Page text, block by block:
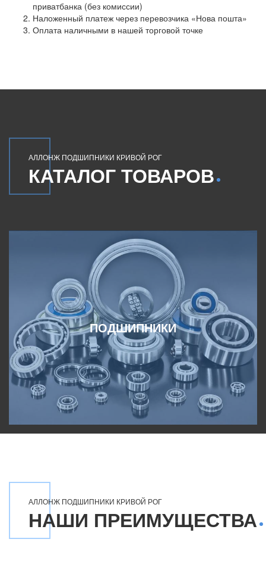
приватбанка (без комиссии)
Наложенный платеж через перевозчика «Нова пошта»
Оплата наличными в нашей торговой точке
АЛЛОНЖ ПОДШИПНИКИ КРИВОЙ РОГ
КАТАЛОГ ТОВАРОВ
ПОДШИПНИКИ
АЛЛОНЖ ПОДШИПНИКИ КРИВОЙ РОГ
НАШИ ПРЕИМУЩЕСТВА